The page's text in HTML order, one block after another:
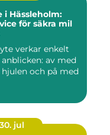
i Hässleholm:
för säkra mil
verkar enkelt
av med
och på med
30. jul